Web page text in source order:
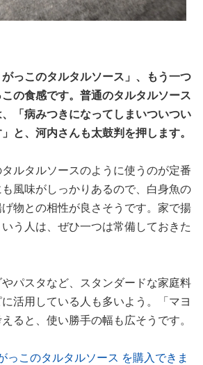
っこのタルタルソース」、もう一つ
の食感です。普通のタルタルソース
「病みつきになってしまいついつい
と、河内さんも太鼓判を押します。
ルタルソースのように使うのが定番
風味がしっかりあるので、白身魚の
物との相性が良さそうです。家で揚
う人は、ぜひ一つは常備しておきた
パスタなど、スタンダードな家庭料
活用している人も多いよう。「マヨ
ると、使い勝手の幅も広そうです。
っこのタルタルソース を購入できま